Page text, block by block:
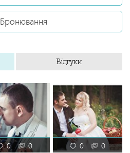
Бронювання
Відгуки
0 0 0 0